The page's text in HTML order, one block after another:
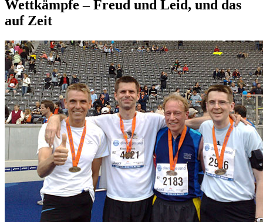
Wettkämpfe – Freud und Leid, und das
auf Zeit